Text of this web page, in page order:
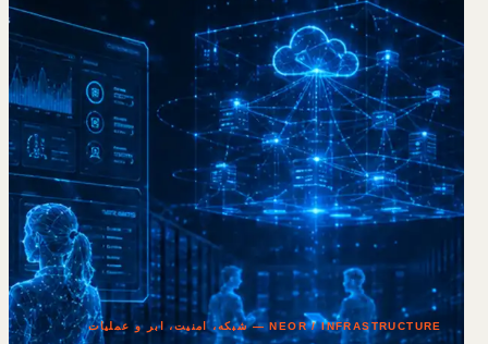
NEOR / INFRASTRUCTURE — شبکه، امنیت، ابر و عملیات